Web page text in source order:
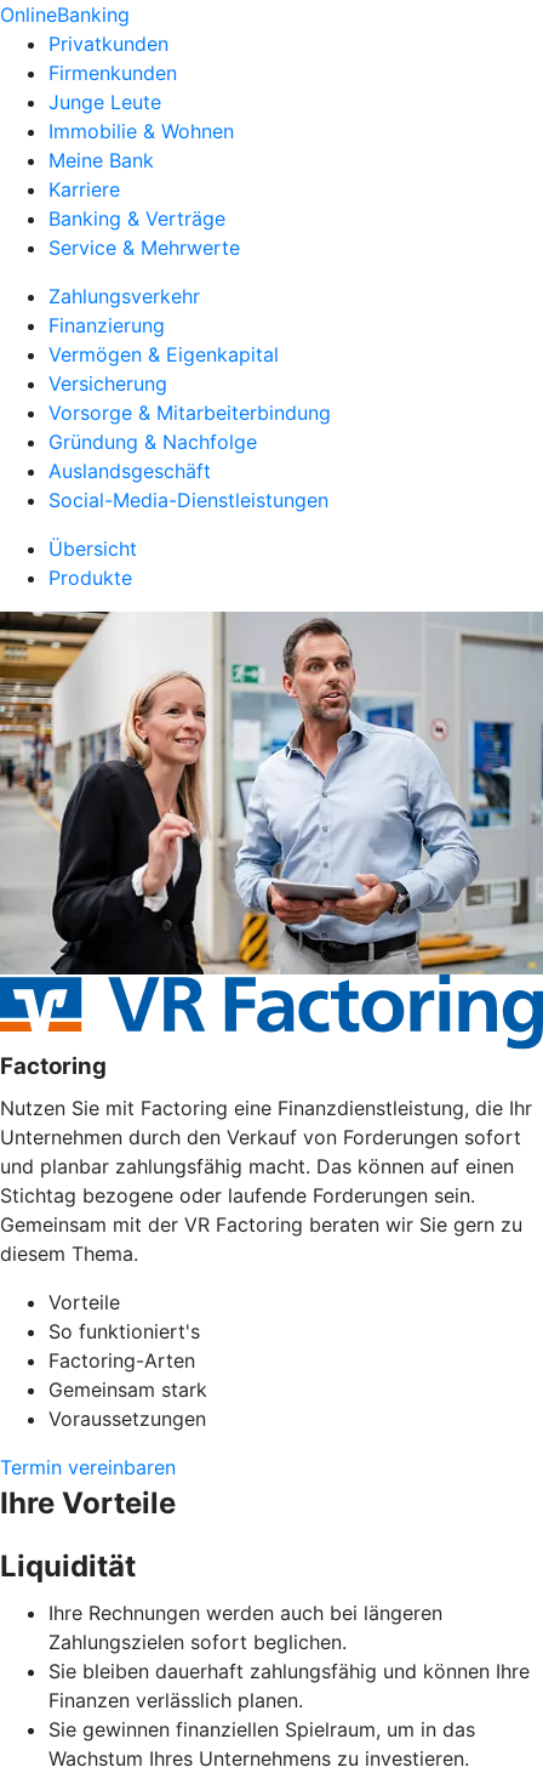
OnlineBanking
Privatkunden
Firmenkunden
Junge Leute
Immobilie & Wohnen
Meine Bank
Karriere
Banking & Verträge
Service & Mehrwerte
Zahlungsverkehr
Finanzierung
Vermögen & Eigenkapital
Versicherung
Vorsorge & Mitarbeiterbindung
Gründung & Nachfolge
Auslandsgeschäft
Social-Media-Dienstleistungen
Übersicht
Produkte
Factoring
Nutzen Sie mit Factoring eine Finanzdienstleistung, die Ihr
Unternehmen durch den Verkauf von Forderungen sofort
und planbar zahlungsfähig macht. Das können auf einen
Stichtag bezogene oder laufende Forderungen sein.
Gemeinsam mit der VR Factoring beraten wir Sie gern zu
diesem Thema.
Vorteile
So funktioniert's
Factoring-Arten
Gemeinsam stark
Voraussetzungen
Termin vereinbaren
Ihre Vorteile
Liquidität
Ihre Rechnungen werden auch bei längeren
Zahlungszielen sofort beglichen.
Sie bleiben dauerhaft zahlungsfähig und können Ihre
Finanzen verlässlich planen.
Sie gewinnen finanziellen Spielraum, um in das
Wachstum Ihres Unternehmens zu investieren.